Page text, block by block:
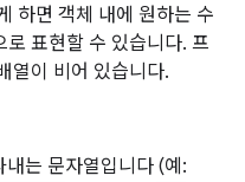
하면 객체 내에 원하는 수
표현할 수 있습니다. 프
열이 비어 있습니다.
내는 문자열입니다 (예: